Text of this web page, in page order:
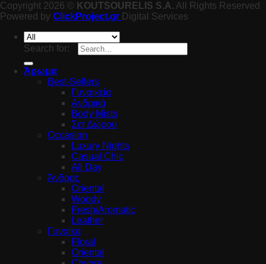
Copyright 2026 © KOUTSOURELIS S.A. All Rights Reserved
Powered by ClickProject.gr Digital Services
Search for:
Άρωμα
Best-Sellers
Γυναικεία
Ανδρικά
Body Mists
Σετ Δώρου
Occasion
Luxury Nights
Casual Chic
All Day
Άνδρας
Oriental
Woody
Fresh/Aromatic
Leather
Γυναίκα
Floral
Oriental